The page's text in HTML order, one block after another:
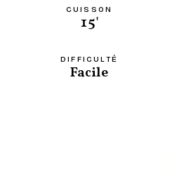
CUISSON
15'
DIFFICULTÉ
Facile